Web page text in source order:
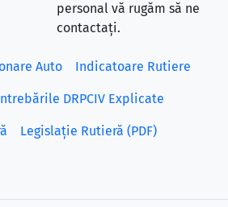
personal vă rugăm să ne
contactați.
Auto Indicatoare Rutiere
DRPCIV Explicate
Legislație Rutieră (PDF)